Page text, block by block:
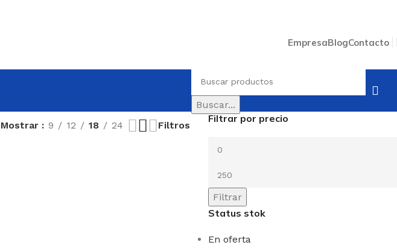
EmpresaBlogContacto
Buscar...
Mostrar 9 12 18 24 Filtros
Filtrar por precio
Filtrar
Status stok
En oferta